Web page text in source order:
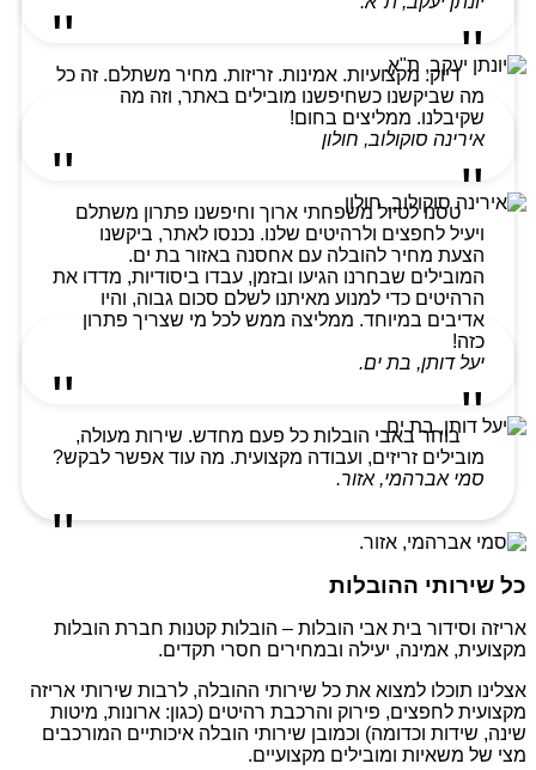
דיוק. מקצועיות. אמינות. זריזות. מחיר משתלם. זה כל
מה שביקשנו כשחיפשנו מובילים באתר, וזה מה
שקיבלנו. ממליצים בחום!
אירינה סוקולוב, חולון
טסנו לטיול משפחתי ארוך וחיפשנו פתרון משתלם
ויעיל לחפצים ולרהיטים שלנו. נכנסו לאתר, ביקשנו
הצעת מחיר להובלה עם אחסנה באזור בת ים.
המובילים שבחרנו הגיעו ובזמן, עבדו ביסודיות, מדדו את
הרהיטים כדי למנוע מאיתנו לשלם סכום גבוה, והיו
אדיבים במיוחד. ממליצה ממש לכל מי שצריך פתרון
כזה!
יעל דותן, בת ים.
בוחר באבי הובלות כל פעם מחדש. שירות מעולה,
מובילים זריזים, ועבודה מקצועית. מה עוד אפשר לבקש?
סמי אברהמי, אזור.
כל שירותי ההובלות
אריזה וסידור בית אבי הובלות – הובלות קטנות חברת הובלות
מקצועית, אמינה, יעילה ובמחירים חסרי תקדים.
אצלינו תוכלו למצוא את כל שירותי ההובלה, לרבות שירותי אריזה
מקצועית לחפצים, פירוק והרכבת רהיטים (כגון: ארונות, מיטות
שינה, שידות וכדומה) וכמובן שירותי הובלה איכותיים המורכבים
מצי של משאיות ומובילים מקצועיים.